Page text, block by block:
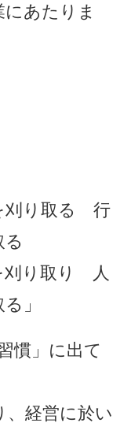
あたりま
刈り取る 行
る
り取り 人
」
慣」に出て
、経営に於い